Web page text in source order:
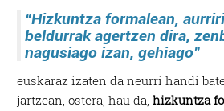
“Hizkuntza formalean,
beldurrak agertzen dira,
nagusiago izan, gehiago”
euskaraz izaten da neurri handi
jartzean, ostera, hau da,hizkuntza